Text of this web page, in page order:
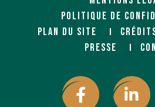
POLITIQUE DE
PLAN DU SITE
PRESSE